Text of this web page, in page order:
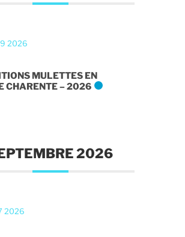
2026
MULETTES EN
CHARENTE – 2026
2026
2026